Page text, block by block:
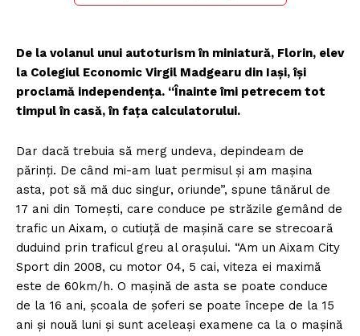
De la volanul unui autoturism în miniatură, Florin, elev
la Colegiul Economic Virgil Madgearu din Iași, își
proclamă independența. “Înainte îmi petrecem tot
timpul în casă, în fața calculatorului.
Dar dacă trebuia să merg undeva, depindeam de
părinți. De când mi-am luat permisul și am mașina
asta, pot să mă duc singur, oriunde”, spune tânărul de
17 ani din Tomești, care conduce pe străzile gemând de
trafic un Aixam, o cutiuță de mașină care se strecoară
duduind prin traficul greu al orașului. “Am un Aixam City
Sport din 2008, cu motor 04, 5 cai, viteza ei maximă
este de 60km/h. O mașină de asta se poate conduce
de la 16 ani, școala de șoferi se poate începe de la 15
ani și nouă luni și sunt aceleași examene ca la o mașină